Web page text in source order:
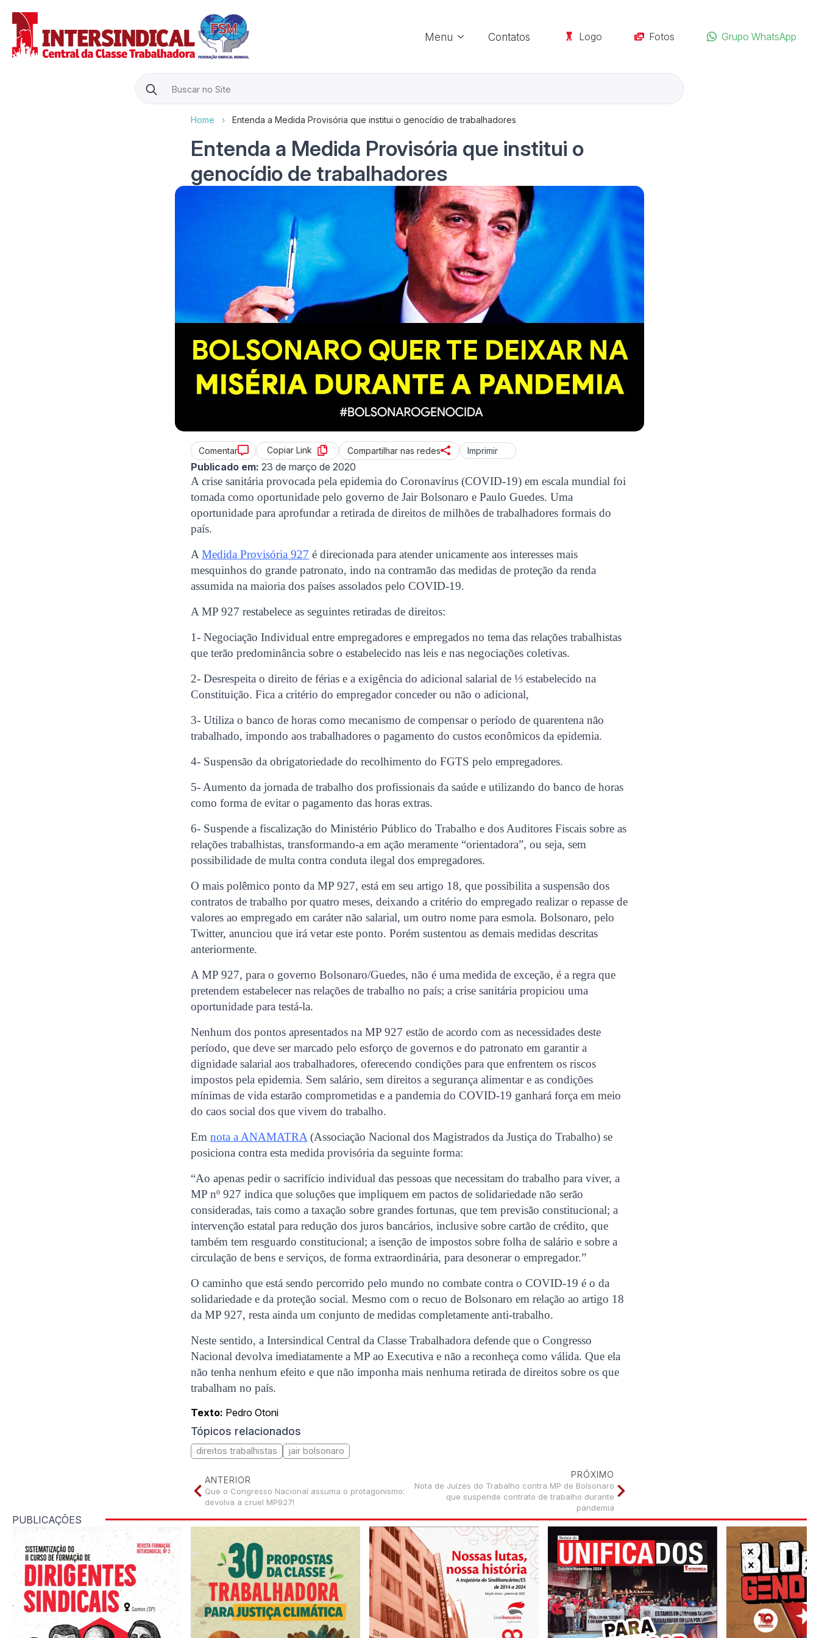
Menu Contatos Logo Fotos Grupo WhatsApp
Search
for:
Home › Entenda a Medida Provisória que institui o genocídio de trabalhadores
Entenda a Medida Provisória que institui o
genocídio de trabalhadores
Comentar Copiar Link Compartilhar nas redes Imprimir
Publicado em: 23 de março de 2020
A crise sanitária provocada pela epidemia do Coronavírus (COVID-19) em escala mundial foi
tomada como oportunidade pelo governo de Jair Bolsonaro e Paulo Guedes. Uma
oportunidade para aprofundar a retirada de direitos de milhões de trabalhadores formais do
país.
AMedida Provisória 927 é direcionada para atender unicamente aos interesses mais
mesquinhos do grande patronato, indo na contramão das medidas de proteção da renda
assumida na maioria dos países assolados pelo COVID-19.
A MP 927 restabelece as seguintes retiradas de direitos:
1- Negociação Individual entre empregadores e empregados no tema das relações trabalhistas
que terão predominância sobre o estabelecido nas leis e nas negociações coletivas.
2- Desrespeita o direito de férias e a exigência do adicional salarial de ⅓ estabelecido na
Constituição. Fica a critério do empregador conceder ou não o adicional,
3- Utiliza o banco de horas como mecanismo de compensar o período de quarentena não
trabalhado, impondo aos trabalhadores o pagamento do custos econômicos da epidemia.
4- Suspensão da obrigatoriedade do recolhimento do FGTS pelo empregadores.
5- Aumento da jornada de trabalho dos profissionais da saúde e utilizando do banco de horas
como forma de evitar o pagamento das horas extras.
6- Suspende a fiscalização do Ministério Público do Trabalho e dos Auditores Fiscais sobre as
relações trabalhistas, transformando-a em ação meramente “orientadora”, ou seja, sem
possibilidade de multa contra conduta ilegal dos empregadores.
O mais polêmico ponto da MP 927, está em seu artigo 18, que possibilita a suspensão dos
contratos de trabalho por quatro meses, deixando a critério do empregado realizar o repasse de
valores ao empregado em caráter não salarial, um outro nome para esmola. Bolsonaro, pelo
Twitter, anunciou que irá vetar este ponto. Porém sustentou as demais medidas descritas
anteriormente.
A MP 927, para o governo Bolsonaro/Guedes, não é uma medida de exceção, é a regra que
pretendem estabelecer nas relações de trabalho no país; a crise sanitária propiciou uma
oportunidade para testá-la.
Nenhum dos pontos apresentados na MP 927 estão de acordo com as necessidades deste
período, que deve ser marcado pelo esforço de governos e do patronato em garantir a
dignidade salarial aos trabalhadores, oferecendo condições para que enfrentem os riscos
impostos pela epidemia. Sem salário, sem direitos a segurança alimentar e as condições
mínimas de vida estarão comprometidas e a pandemia do COVID-19 ganhará força em meio
do caos social dos que vivem do trabalho.
Emnota a ANAMATRA (Associação Nacional dos Magistrados da Justiça do Trabalho) se
posiciona contra esta medida provisória da seguinte forma:
“Ao apenas pedir o sacrifício individual das pessoas que necessitam do trabalho para viver, a
MP nº 927 indica que soluções que impliquem em pactos de solidariedade não serão
consideradas, tais como a taxação sobre grandes fortunas, que tem previsão constitucional; a
intervenção estatal para redução dos juros bancários, inclusive sobre cartão de crédito, que
também tem resguardo constitucional; a isenção de impostos sobre folha de salário e sobre a
circulação de bens e serviços, de forma extraordinária, para desonerar o empregador.”
O caminho que está sendo percorrido pelo mundo no combate contra o COVID-19 é o da
solidariedade e da proteção social. Mesmo com o recuo de Bolsonaro em relação ao artigo 18
da MP 927, resta ainda um conjunto de medidas completamente anti-trabalho.
Neste sentido, a Intersindical Central da Classe Trabalhadora defende que o Congresso
Nacional devolva imediatamente a MP ao Executiva e não a reconheça como válida. Que ela
não tenha nenhum efeito e que não imponha mais nenhuma retirada de direitos sobre os que
trabalham no país.
Texto: Pedro Otoni
Tópicos relacionados
direitos trabalhistas jair bolsonaro
PRÓXIMO
Nota de Juízes do Trabalho contra MP de Bolsonaro
que suspende contrato de trabalho durante
pandemia
ANTERIOR
Que o Congresso Nacional assuma o protagonismo:
devolva a cruel MP927!
PUBLICAÇÕES